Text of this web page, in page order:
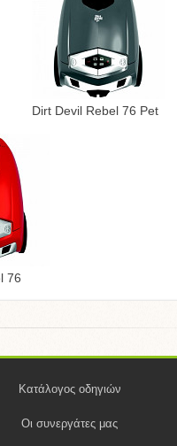
Dirt Devil Rebel 76 Pet
76
Κατάλογος οδηγιών
Οι συνεργάτες μας